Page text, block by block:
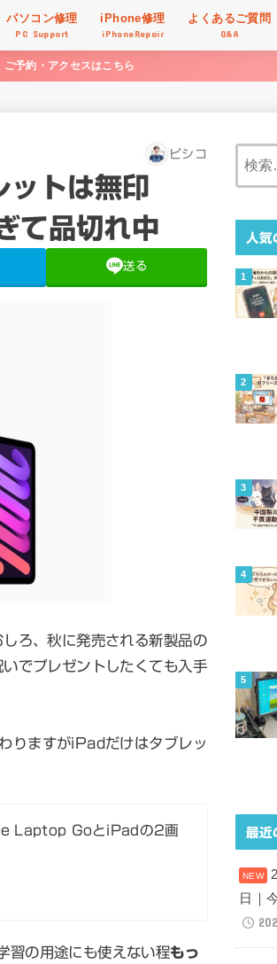
パソコン修理
PC Support
iPhone修理
iPhoneRepair
よくあるご質問
Q&A
ご予約・アクセスはこちら
ピシコ
トは無印
て品切れ中
送る
ろ、秋に発売される新製品の
でプレゼントしたくても入手
りますがiPadだけはタブレッ
Laptop GoとiPadの2画
習の用途にも使えない程もっ
人気
最近
日｜